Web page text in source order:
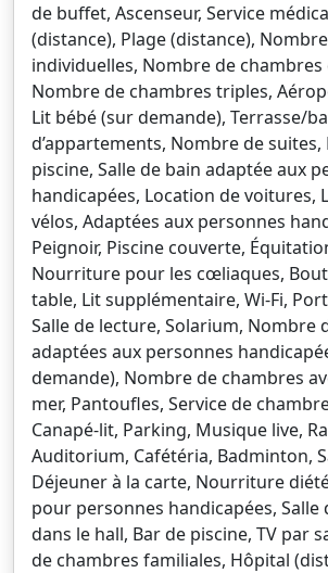
de buffet, Ascenseur, Service
(distance), Plage (distance),
individuelles, Nombre de chambres
Nombre de chambres triples,
Lit bébé (sur demande), Terrasse/
d’appartements, Nombre de suites,
piscine, Salle de bain adaptée aux
handicapées, Location de voitures,
vélos, Adaptées aux personnes
Peignoir, Piscine couverte,
Nourriture pour les cœliaques,
table, Lit supplémentaire, Wi-Fi,
Salle de lecture, Solarium, Nombre
adaptées aux personnes
demande), Nombre de chambres
mer, Pantoufles, Service de
Canapé-lit, Parking, Musique live,
Auditorium, Cafétéria, Badminton,
Déjeuner à la carte, Nourriture
pour personnes handicapées, Salle
dans le hall, Bar de piscine, TV par
de chambres familiales, Hôpital